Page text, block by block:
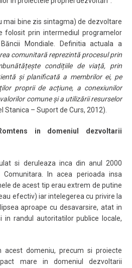
mai bine zis sintagma) de dezvoltare
folosit prin intermediul programelor
Mondiale. Definitia actuala a
comunitară reprezintă procesul prin
condițiile de viață, prin
și planificată a membrilor ei, pe
proprii de acțiune, a conexiunilor
comune și a utilizării resurselor
Stanica – Suport de Curs, 2012).
in domeniul dezvoltarii
si deruleaza inca din anul 2000
In acea perioada insa
de acest tip erau extrem de putine
efectiv) iar intelegerea cu privire la
aproape cu desavarsire, atat in
in randul autoritatilor publice locale,
acest domeniu, precum si proiecte
mare in domeniul dezvoltarii